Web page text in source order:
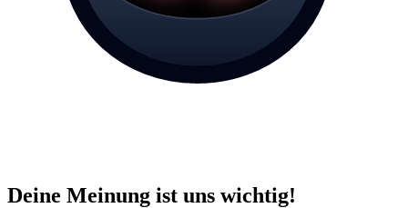
Deine Meinung ist uns wichtig!